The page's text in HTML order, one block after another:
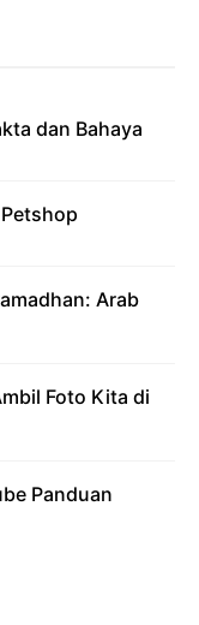
dan Bahaya
Arab
Foto Kita di
Panduan